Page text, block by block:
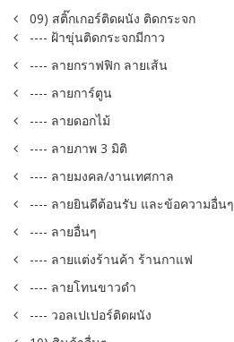
09) สติ๊กเกอร์ติดผนัง ติดกระจก
---- ฝ้าขุ่นติดกระจกมีกาว
---- ลายกราฟฟิก ลายเส้น
---- ลายการ์ตูน
---- ลายดอกไม้
---- ลายภาพ 3 มิติ
---- ลายมงคล/งานเทศกาล
---- ลายยินดีต้อนรับ และข้อความอื่นๆ
---- ลายอื่นๆ
---- ลายแต่งร้านค้า ร้านกาแฟ
---- ลายโทนขาวดำ
---- วอลเปเปอร์ติดผนัง